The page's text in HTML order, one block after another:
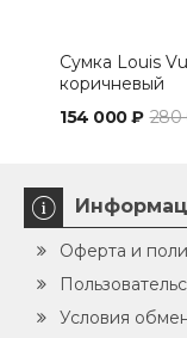
Сумка Louis
коричневый
154 000 ₽ 280
Оферта и
Условия